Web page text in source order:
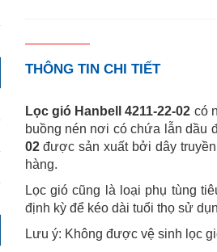
THÔNG TIN CHI TIẾT
Lọc gió Hanbell 4211-22-02 có
buồng nén nơi có chứa lẫn dầu
02được sản xuất bởi dây
hàng.
Lọc gió cũng là loại phụ tùng
định kỳ để kéo dài tuổi thọ sử
Lưu ý: Không được vệ sinh lọc